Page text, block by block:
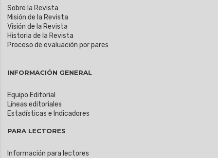
Sobre la Revista
Misión de la Revista
Visión de la Revista
Historia de la Revista
Proceso de evaluación por pares
INFORMACIÓN GENERAL
Equipo Editorial
Líneas editoriales
Estadísticas e Indicadores
PARA LECTORES
Información para lectores